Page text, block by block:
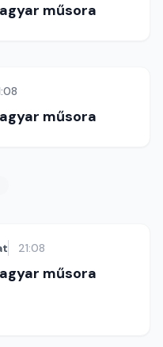
műsora
műsora
21:08
műsora